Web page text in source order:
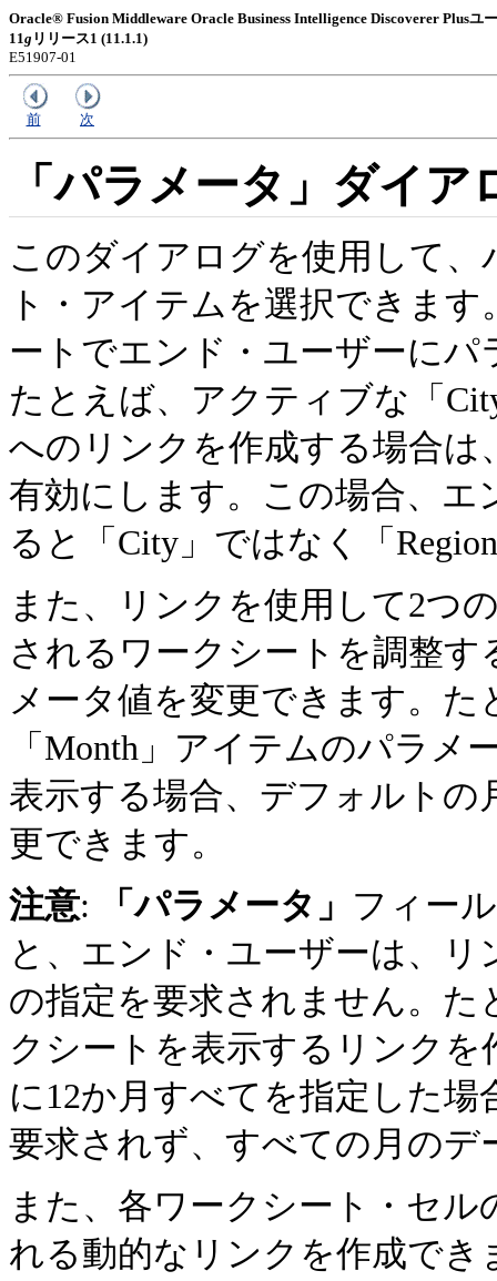
Oracle® Fusion Middleware Oracle Business Intelligence Discoverer Plusユ
11g リリース1 (11.1.1)
E51907-01
前 次
「パラメータ」ダイア
このダイアログを使用して
ト・アイテムを選択できま
ートでエンド・ユーザーに
たとえば、アクティブな「
へのリンクを作成する場合は
有効にします。この場合、
ると「City」ではなく「
また、リンクを使用して2つ
されるワークシートを調整
メータ値を変更できます。
「Month」アイテムのパラメ
表示する場合、デフォルトの
更できます。
注意: 「パラメータ」 フィー
と、エンド・ユーザーは、
の指定を要求されません。
クシートを表示するリンクを
に12か月すべてを指定した
要求されず、すべての月のデ
また、各ワークシート・セ
れる動的なリンクを作成でき